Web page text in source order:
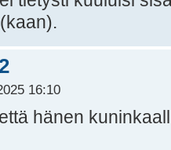
16:10
hänen